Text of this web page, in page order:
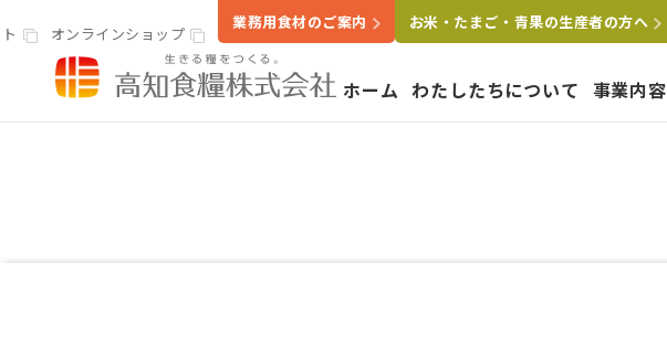
高知食糧株式会社 ホーム わたしたちについて 事業内容
オンラインショップ
業務用食材のご案内 お米・たまご・青果の生産者の方へ